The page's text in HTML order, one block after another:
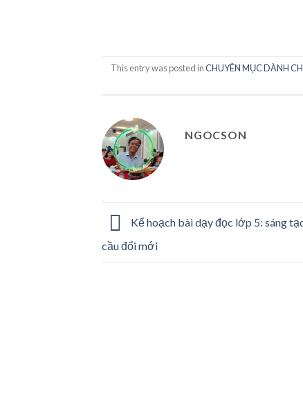
This entry was posted inCHUYÊN MỤC DÀNH
NGOCSON
Kế hoạch bài dạy đọc lớp 5: sáng
cầu đổi mới